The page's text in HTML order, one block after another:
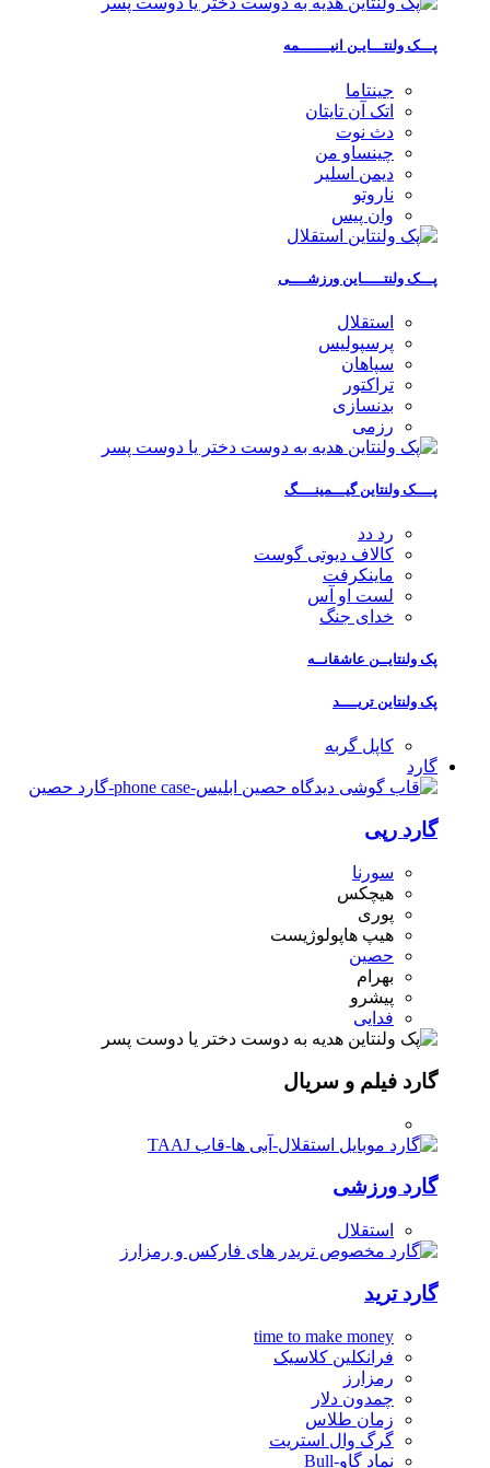
پـــک ولنتـــایـن انیـــــــمه
جینتاما
اتک آن تایتان
دث نوت
چینساو من
دیمن اسلیر
ناروتو
وان پیس
پـــک ولنتـــــاین ورزشــــی
استقلال
پرسپولیس
سپاهان
تراکتور
بدنسازی
رزمی
پــــک ولنتاین گیـــمینــــگ
رد دد
کالاف دیوتی گوست
ماینکرفت
لست او آس
خدای جنگ
پک ولنتایــن عاشقانــه
پک ولنتاین تریــــد
کاپل گربه
گارد
گارد رپی
سورنا
هیچکس
پوری
هیپ هاپولوژیست
حصین
بهرام
پیشرو
فدایی
گارد فیلم و سریال
گارد ورزشی
استقلال
گارد ترید
time to make money
فرانکلین کلاسیک
رمزارز
چمدون دلار
زمان طلاس
گرگ وال استریت
نماد گاو-Bull